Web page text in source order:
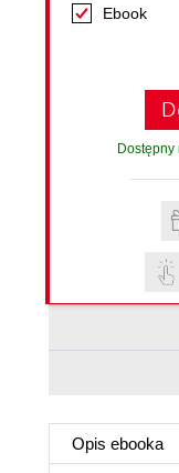
Ebook
Dostępny
Opis ebooka